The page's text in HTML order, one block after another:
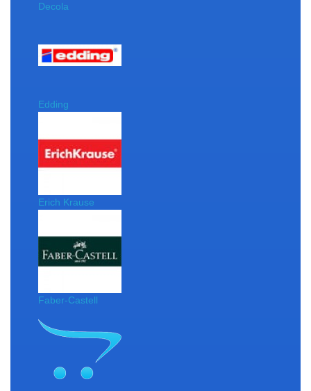
Decola
Edding
Erich Krause
Faber-Castell